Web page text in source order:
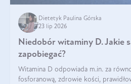
Dietetyk Paulina Górska
23 lip 2026
Niedobór witaminy D. Jakie
zapobiegać?
Witamina D odpowiada m.in. za
fosforanową, zdrowie kości,